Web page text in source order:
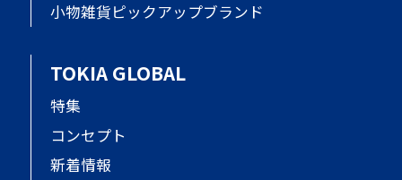
小物雑貨ピックアップブランド
TOKIA GLOBAL
特集
コンセプト
新着情報